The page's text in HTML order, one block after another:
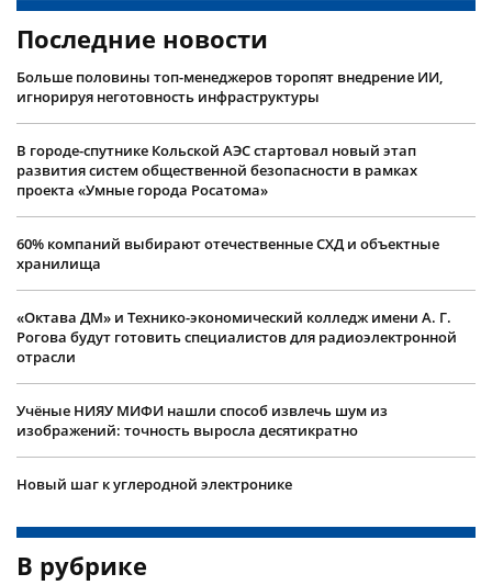
Последние новости
Больше половины топ-менеджеров торопят внедрение ИИ,
игнорируя неготовность инфраструктуры
В городе-спутнике Кольской АЭС стартовал новый этап
развития систем общественной безопасности в рамках
проекта «Умные города Росатома»
60% компаний выбирают отечественные СХД и объектные
хранилища
«Октава ДМ» и Технико-экономический колледж имени А. Г.
Рогова будут готовить специалистов для радиоэлектронной
отрасли
Учëные НИЯУ МИФИ нашли способ извлечь шум из
изображений: точность выросла десятикратно
Новый шаг к углеродной электронике
В рубрике